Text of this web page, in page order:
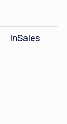
InSales